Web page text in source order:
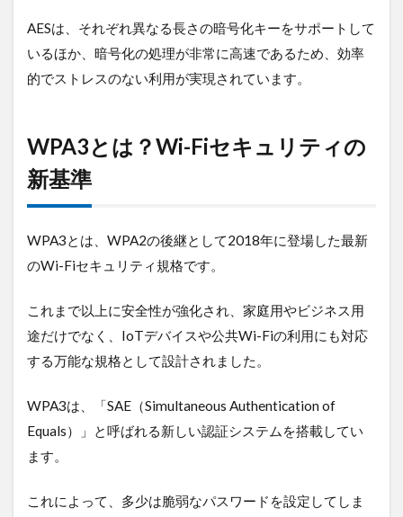
AESは、それぞれ異なる長さの暗号化キーをサポートして
いるほか、暗号化の処理が非常に高速であるため、効率
的でストレスのない利用が実現されています。
WPA3とは？Wi-Fiセキュリティの
新基準
WPA3とは、WPA2の後継として2018年に登場した最新
のWi-Fiセキュリティ規格です。
これまで以上に安全性が強化され、家庭用やビジネス用
途だけでなく、IoTデバイスや公共Wi-Fiの利用にも対応
する万能な規格として設計されました。
WPA3は、「SAE（Simultaneous Authentication of
Equals）」と呼ばれる新しい認証システムを搭載してい
ます。
これによって、多少は脆弱なパスワードを設定してしま